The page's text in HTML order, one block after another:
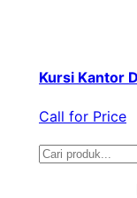
Kursi Kantor
Call for Price
S